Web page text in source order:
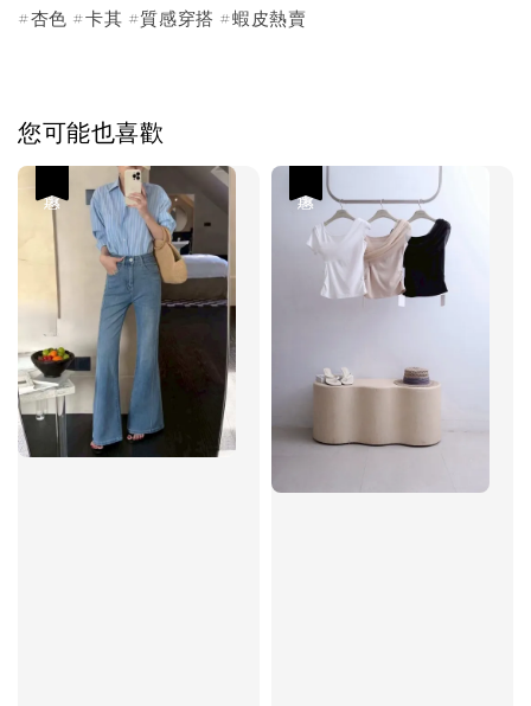
#杏色 #卡其 #質感穿搭 #蝦皮熱賣
您可能也喜歡